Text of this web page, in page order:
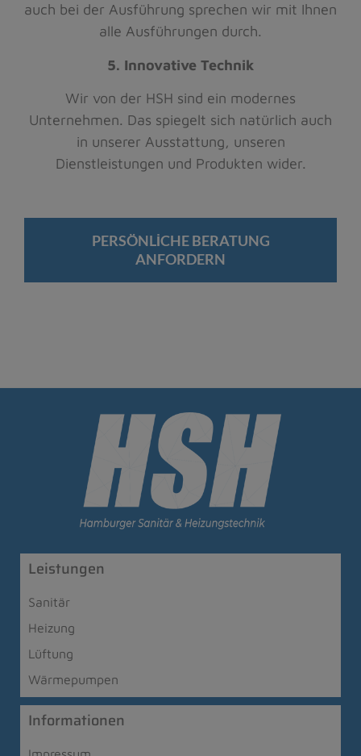
auch bei der Ausführung sprechen wir mit Ihnen
alle Ausführungen durch.
5. Innovative Technik
Wir von der HSH sind ein modernes
Unternehmen. Das spiegelt sich natürlich auch
in unserer Ausstattung, unseren
Dienstleistungen und Produkten wider.
PERSÖNLICHE BERATUNG
ANFORDERN
Leistungen
Sanitär
Heizung
Lüftung
Wärmepumpen
Informationen